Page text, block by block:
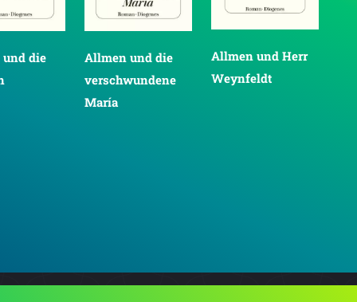
die
Allmen und die
verschwundene
María
Allmen und Herr
Weynfeldt